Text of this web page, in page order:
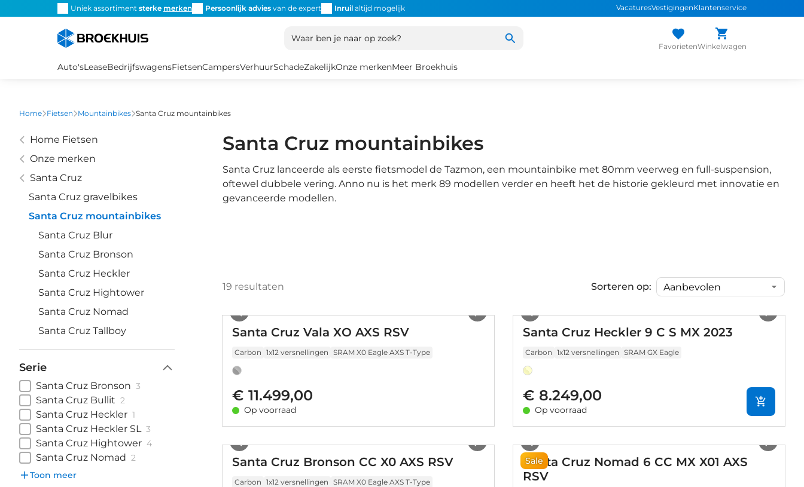
Uniek assortiment sterke merken Persoonlijk advies van de expert Inruil altijd mogelijk merken Persoonlijk adviesvan de expert
VacaturesVestigingenKlantenservice
Waar ben je naar op zoek?
FavorietenWinkelwagen
Auto'sLeaseBedrijfswagensFietsenCampersVerhuurSchadeZakelijkOnze merkenMeer Broekhuis
Home Fietsen Mountainbikes Santa Cruz mountainbikes
Home Fietsen
Onze merken
Santa Cruz
Santa Cruz gravelbikes
Santa Cruz mountainbikes
Santa Cruz Blur
Santa Cruz Bronson
Santa Cruz Heckler
Santa Cruz Hightower
Santa Cruz Nomad
Santa Cruz Tallboy
Serie
Santa Cruz Bronson 3
Santa Cruz Bullit 2
Santa Cruz Heckler 1
Santa Cruz Heckler SL 3
Santa Cruz Hightower 4
Santa Cruz Nomad 2
Toon meer
Santa Cruz mountainbikes
Santa Cruz lanceerde als eerste fietsmodel de Tazmon, een mountainbike met 80mm veerweg en full-suspension,
oftewel dubbele vering. Anno nu is het merk 89 modellen verder en heeft het de historie gekleurd met innovatie en
gevanceerde modellen.
19 resultaten Sorteren op:
Santa Cruz Vala XO AXS RSV
Carbon 1x12 versnellingen SRAM X0 Eagle AXS T-Type
€ 11.499,00
Op voorraad
Santa Cruz Heckler 9 C S MX 2023
Carbon 1x12 versnellingen SRAM GX Eagle
€ 8.249,00
Op voorraad
Santa Cruz Bronson CC X0 AXS RSV
Carbon 1x12 versnellingen SRAM X0 Eagle AXS T-Type
Sale
Santa Cruz Nomad 6 CC MX X01 AXS
RSV